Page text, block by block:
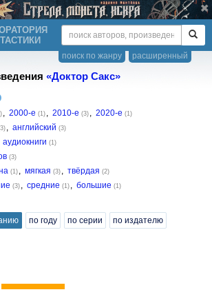
расширенный
поиск по жанру
«Доктор Сакс»
, 2000-е (1) , 2010-е (3) , 2020-е (1)
, английский (3)
аудиокниги (1)
(3)
(1) , мягкая (3) , твёрдая (2)
(3) , средние (1) , большие (1)
по году по серии по издателю